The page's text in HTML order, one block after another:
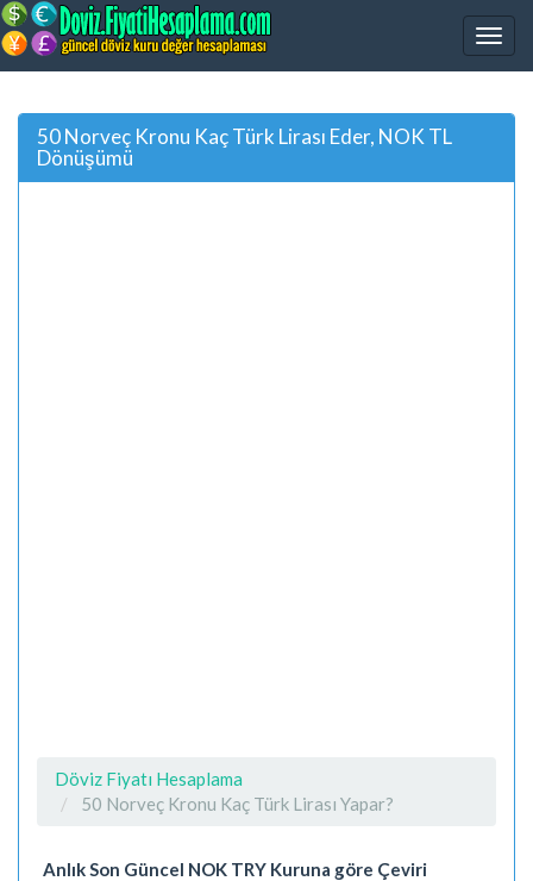
50 Norveç Kronu Kaç Türk Lirası Eder, NOK TL
Dönüşümü
Döviz Fiyatı Hesaplama
50 Norveç Kronu Kaç Türk Lirası Yapar?
Anlık Son Güncel NOK TRY Kuruna göre Çeviri